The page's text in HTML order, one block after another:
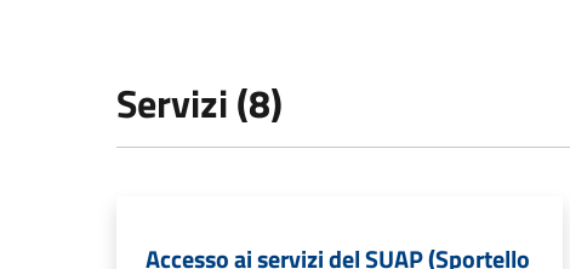
Servizi (8)
Accesso ai servizi del SUAP (Sportello